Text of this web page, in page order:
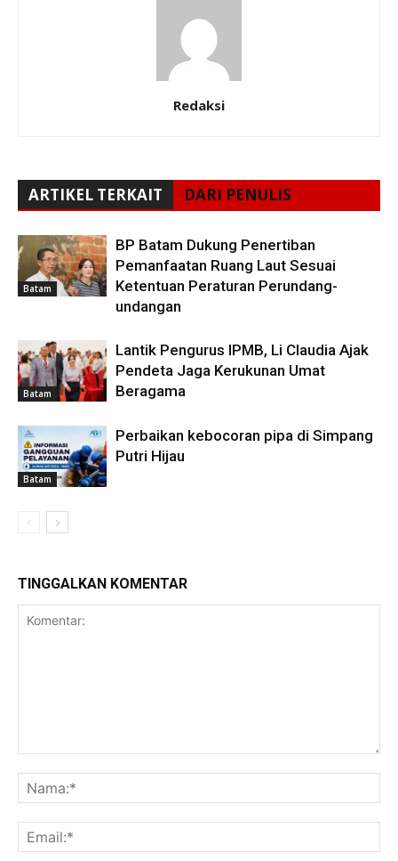
Redaksi
ARTIKEL TERKAIT DARI PENULIS
Batam
BP Batam Dukung Penertiban
Pemanfaatan Ruang Laut Sesuai
Ketentuan Peraturan Perundang-
undangan
Batam
Lantik Pengurus IPMB, Li Claudia Ajak
Pendeta Jaga Kerukunan Umat
Beragama
Batam
Perbaikan kebocoran pipa di Simpang
Putri Hijau
TINGGALKAN KOMENTAR